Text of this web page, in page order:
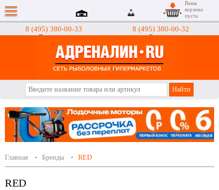
8 (495) 380-00-33
Интернет-магазин
8 (495) 380-00-32
Гипермаркеты
Ваша
корзина
пуста
Главная Бренды RED
RED